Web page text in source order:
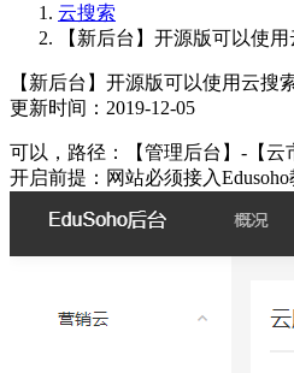
云搜索
【新后台】开源版可以使用
【新后台】开源版可以使用云搜
更新时间：2019-12-05
可以，路径：【管理后台】-【云
开启前提：网站必须接入Edusoho